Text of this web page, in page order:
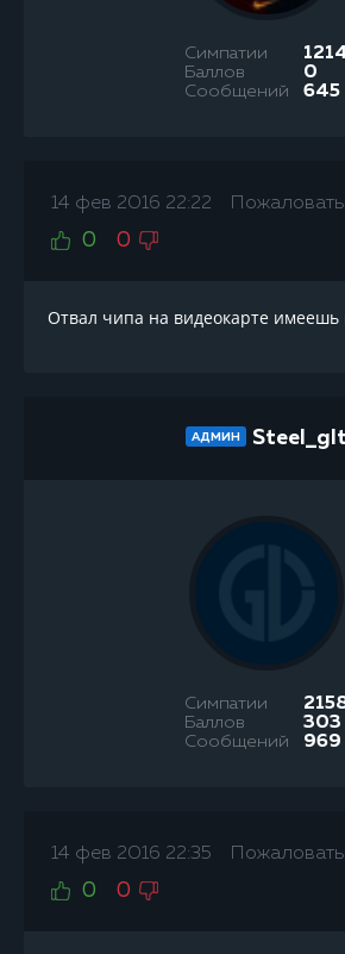
Симпатии
Баллов 0
Сообщений 645
14 фев 2016 22:22
0 0
Отвал чипа на видеокарте имеешь
АДМИН Steel_glt
Симпатии
Баллов 303
Сообщений 969
14 фев 2016 22:35
0 0